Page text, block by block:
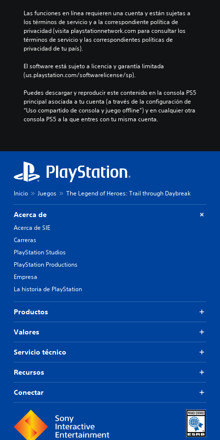
Las funciones en línea requieren una cuenta y están sujetas a
los términos de servicio y a la correspondiente política de
privacidad (visita playstationnetwork.com para consultar los
términos de servicio y las correspondientes políticas de
privacidad de tu país).
El software está sujeto a licencia y garantía limitada
(us.playstation.com/softwarelicense/sp).
Puedes descargar y reproducir este contenido en la consola PS5
principal asociada a tu cuenta (a través de la configuración de
“Uso compartido de consola y juego offline”) y en cualquier otra
consola PS5 a la que entres con tu misma cuenta.
Inicio Juegos The Legend of Heroes: Trail through Daybreak
Acerca de
Acerca de SIE
Carreras
PlayStation Studios
PlayStation Productions
Empresa
La historia de PlayStation
Productos
Valores
Servicio técnico
Recursos
Conectar